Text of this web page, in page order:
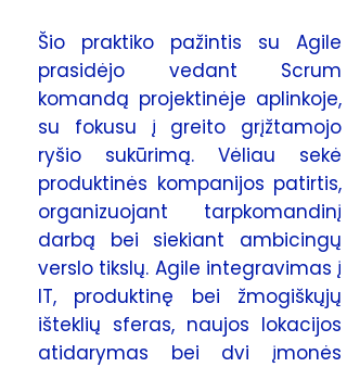
Šio praktiko pažintis su Agile
prasidėjo vedant Scrum
komandą projektinėje aplinkoje,
su fokusu į greito grįžtamojo
ryšio sukūrimą. Vėliau sekė
produktinės kompanijos patirtis,
organizuojant tarpkomandinį
darbą bei siekiant ambicingų
verslo tikslų. Agile integravimas į
IT, produktinę bei žmogiškųjų
išteklių sferas, naujos lokacijos
atidarymas bei dvi įmonės